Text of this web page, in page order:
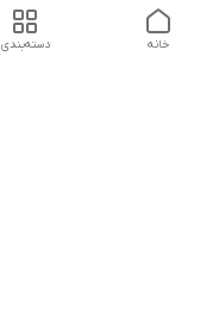
دسته‌بندی خانه